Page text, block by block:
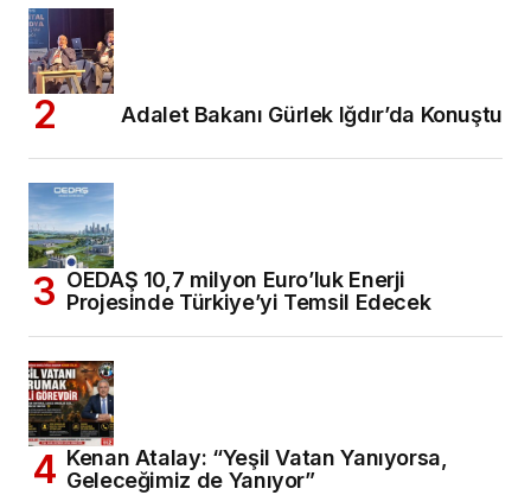
Adalet Bakanı Gürlek Iğdır’da Konuştu
OEDAŞ 10,7 milyon Euro’luk Enerji
Projesinde Türkiye’yi Temsil Edecek
Kenan Atalay: “Yeşil Vatan Yanıyorsa,
Geleceğimiz de Yanıyor”